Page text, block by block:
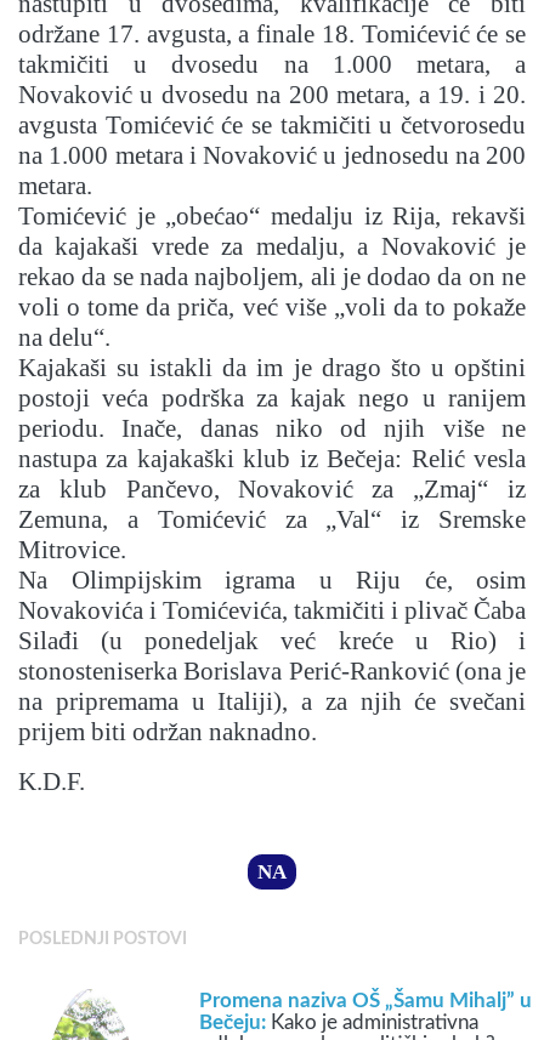
održane 17. avgusta, a finale 18. Tomićević će se
takmičiti u dvosedu na 1.000 metara, a
Novaković u dvosedu na 200 metara, a 19. i 20.
avgusta Tomićević će se takmičiti u četvorosedu
na 1.000 metara i Novaković u jednosedu na 200
metara.
Tomićević je „obećao“ medalju iz Rija, rekavši
da kajakaši vrede za medalju, a Novaković je
rekao da se nada najboljem, ali je dodao da on ne
voli o tome da priča, već više „voli da to pokaže
na delu“.
Kajakaši su istakli da im je drago što u opštini
postoji veća podrška za kajak nego u ranijem
periodu. Inače, danas niko od njih više ne
nastupa za kajakaški klub iz Bečeja: Relić vesla
za klub Pančevo, Novaković za „Zmaj“ iz
Zemuna, a Tomićević za „Val“ iz Sremske
Mitrovice.
Na Olimpijskim igrama u Riju će, osim
Novakovića i Tomićevića, takmičiti i plivač Čaba
Silađi (u ponedeljak već kreće u Rio) i
stonosteniserka Borislava Perić-Ranković (ona je
na pripremama u Italiji), a za njih će svečani
prijem biti održan naknadno.
K.D.F.
NA
POSLEDNJI POSTOVI
Promena naziva OŠ „Šamu Mihalj” u
Bečeju: Kako je administrativna